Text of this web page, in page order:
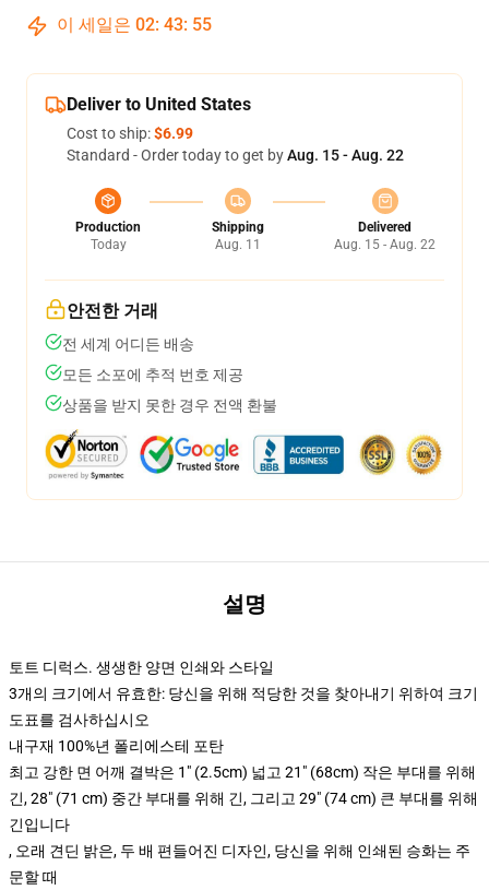
이 세일은 02: 43: 54
Deliver to United States
Cost to ship:$6.99
Standard - Order today to get byAug. 15 - Aug. 22
Production
Today
Shipping
Aug. 11
Delivered
Aug. 15 - Aug. 22
안전한 거래
전 세계 어디든 배송
모든 소포에 추적 번호 제공
상품을 받지 못한 경우 전액 환불
설명
토트 디럭스. 생생한 양면 인쇄와 스타일
3개의 크기에서 유효한: 당신을 위해 적당한 것을 찾아내기 위하여 크기
도표를 검사하십시오
내구재 100%년 폴리에스테 포탄
최고 강한 면 어깨 결박은 1" (2.5cm) 넓고 21" (68cm) 작은 부대를 위해
긴, 28" (71 cm) 중간 부대를 위해 긴, 그리고 29" (74 cm) 큰 부대를 위해
긴입니다
, 오래 견딘 밝은, 두 배 편들어진 디자인, 당신을 위해 인쇄된 승화는 주
문할 때